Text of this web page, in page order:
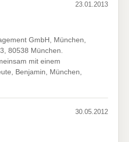
23.01.2013
GmbH, München,
80538 München.
mit einem
Benjamin, München,
30.05.2012